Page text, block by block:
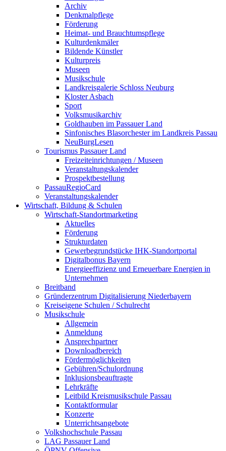
Archiv
Denkmalpflege
Förderung
Heimat- und Brauchtumspflege
Kulturdenkmäler
Bildende Künstler
Kulturpreis
Museen
Musikschule
Landkreisgalerie Schloss Neuburg
Kloster Asbach
Sport
Volksmusikarchiv
Goldhauben im Passauer Land
Sinfonisches Blasorchester im Landkreis Passau
NeuBurgLesen
Tourismus Passauer Land
Freizeiteinrichtungen / Museen
Veranstaltungskalender
Prospektbestellung
PassauRegioCard
Veranstaltungskalender
Wirtschaft, Bildung & Schulen
Wirtschaft-Standortmarketing
Aktuelles
Förderung
Strukturdaten
Gewerbegrundstücke IHK-Standortportal
Digitalbonus Bayern
Energieeffizienz und Erneuerbare Energien in
Unternehmen
Breitband
Gründerzentrum Digitalisierung Niederbayern
Kreiseigene Schulen / Schulrecht
Musikschule
Allgemein
Anmeldung
Ansprechpartner
Downloadbereich
Fördermöglichkeiten
Gebühren/Schulordnung
Inklusionsbeauftragte
Lehrkräfte
Leitbild Kreismusikschule Passau
Kontaktformular
Konzerte
Unterrichtsangebote
Volkshochschule Passau
LAG Passauer Land